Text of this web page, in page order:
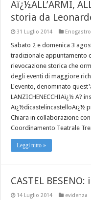
Aï¿½ALL’ARMI,
storia da
31 Luglio 2014
Sabato 2 e domenica 3
tradizionale appuntamento
rievocazione storica che
degli eventi di maggiore
L'evento, denominato
LANZICHENECCHIAï¿½ A?
Aï¿½dicastelincastelloAï¿½
Chiara in collaborazione
Coordinamento Teatrale
Leggi tutto »
CASTEL
14 Luglio 2014 evidenza